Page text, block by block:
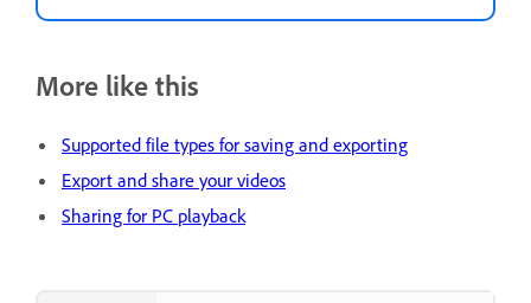
More like this
Supported file types for saving and exporting
Export and share your videos
Sharing for PC playback